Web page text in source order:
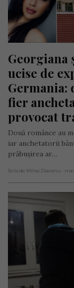
Georgiana
ucise de
Germania:
fier
provocat
Două românce au
iar anchetatorii
prăbușirea ar…
Scris de Mihai Diaconu -